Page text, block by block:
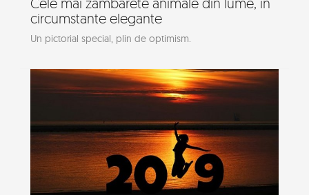
circumstante elegante
Un pictorial special, plin de optimism.